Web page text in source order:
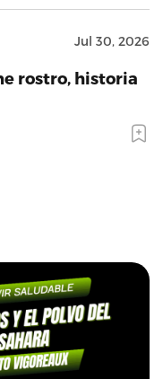
Jul 30, 2026
rostro, historia